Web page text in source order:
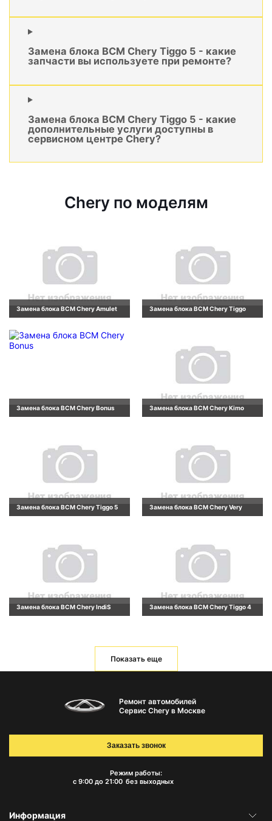
Замена блока BCM Chery Tiggo 5 - какие
запчасти вы используете при ремонте?
Замена блока BCM Chery Tiggo 5 - какие
дополнительные услуги доступны в
сервисном центре Chery?
Chery по моделям
Замена блока BCM Chery Amulet Замена блока BCM Chery Tiggo
Замена блока BCM Chery Bonus Замена блока BCM Chery Kimo
Замена блока BCM Chery Tiggo 5 Замена блока BCM Chery Very
Замена блока BCM Chery IndiS Замена блока BCM Chery Tiggo 4
Показать еще
Ремонт автомобилей
Сервис Chery в Москве
Режим работы:
с 9:00 до 21:00 без выходных
Заказать звонок
Информация